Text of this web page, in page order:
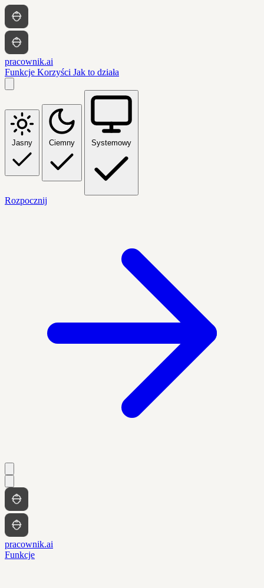
pracownik.ai
Funkcje Korzyści Jak to działa
Jasny Ciemny Systemowy
Rozpocznij
pracownik.ai
Funkcje